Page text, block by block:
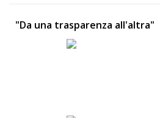
"Da una trasparenza all'altra"